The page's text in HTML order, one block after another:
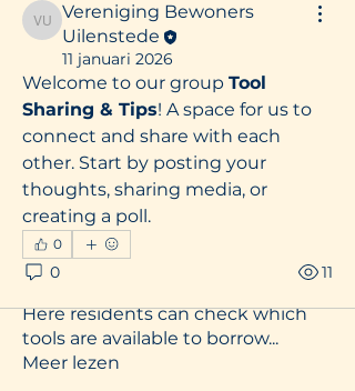
Vereniging Bewoners Uilenstede
Vereniging Bewoners
Uilenstede
11 januari 2026
Welcome to our group Tool
Sharing & Tips! A space for us to
connect and share with each
other. Start by posting your
thoughts, sharing media, or
creating a poll.
0
0 11
Here residents can check which
tools are available to borrow...
Meer lezen